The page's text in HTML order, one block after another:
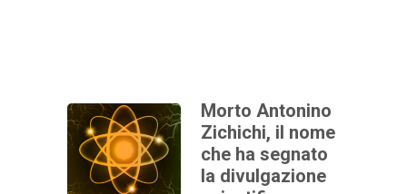
Morto Antonino
Zichichi, il nome
che ha segnato
la divulgazione